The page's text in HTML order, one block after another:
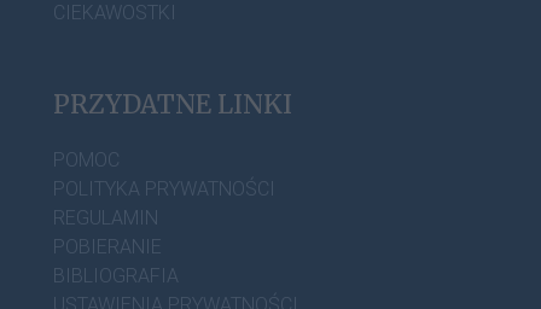
CIEKAWOSTKI
PRZYDATNE LINKI
POMOC
POLITYKA PRYWATNOŚCI
REGULAMIN
POBIERANIE
BIBLIOGRAFIA
USTAWIENIA PRYWATNOŚCI